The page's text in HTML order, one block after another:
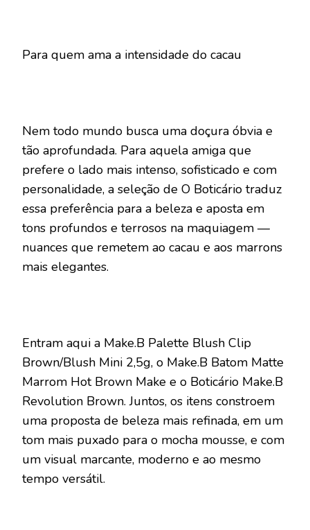
Para quem ama a intensidade do cacau
Nem todo mundo busca uma doçura óbvia e
tão aprofundada. Para aquela amiga que
prefere o lado mais intenso, sofisticado e com
personalidade, a seleção de O Boticário traduz
essa preferência para a beleza e aposta em
tons profundos e terrosos na maquiagem —
nuances que remetem ao cacau e aos marrons
mais elegantes.
Entram aqui a Make.B Palette Blush Clip
Brown/Blush Mini 2,5g, o Make.B Batom Matte
Marrom Hot Brown Make e o Boticário Make.B
Revolution Brown. Juntos, os itens constroem
uma proposta de beleza mais refinada, em um
tom mais puxado para o mocha mousse, e com
um visual marcante, moderno e ao mesmo
tempo versátil.